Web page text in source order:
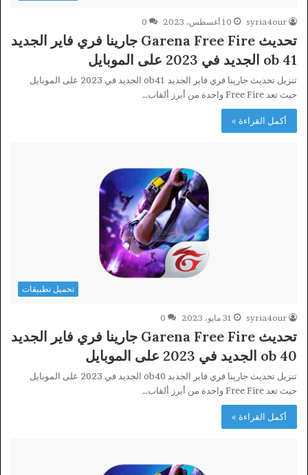
syria4our 10 أغسطس، 2023 0
تحديث Garena Free Fire جارينا فري فاير الجديد
ob 41 الجديد في 2023 على الموبايل
تنزيل تحديث جارينا فري فاير الجديد ob41 الجديد في 2023 على الموبايل
حيث تعد Free Fire واحدة من أبرز ألقاب…
أكمل القراءة »
تحميل تطبيقات
syria4our 31 مايو، 2023 0
تحديث Garena Free Fire جارينا فري فاير الجديد
ob 40 الجديد في 2023 على الموبايل
تنزيل تحديث جارينا فري فاير الجديد ob40 الجديد في 2023 على الموبايل
حيث تعد Free Fire واحدة من أبرز ألقاب…
أكمل القراءة »